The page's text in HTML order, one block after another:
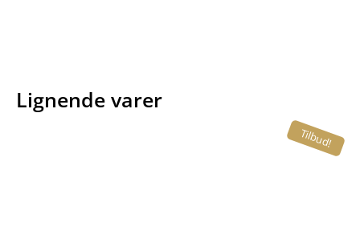
Lignende varer
Tilbud!